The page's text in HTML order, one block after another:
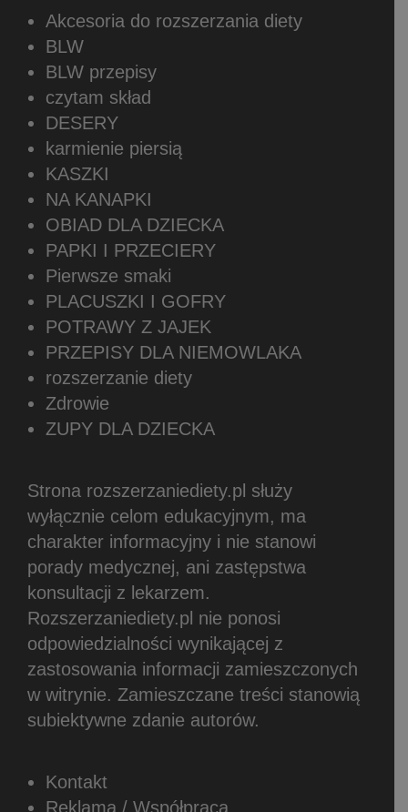
Akcesoria do rozszerzania diety
BLW
BLW przepisy
czytam skład
DESERY
karmienie piersią
KASZKI
NA KANAPKI
OBIAD DLA DZIECKA
PAPKI I PRZECIERY
Pierwsze smaki
PLACUSZKI I GOFRY
POTRAWY Z JAJEK
PRZEPISY DLA NIEMOWLAKA
rozszerzanie diety
Zdrowie
ZUPY DLA DZIECKA
Strona rozszerzaniediety.pl służy
wyłącznie celom edukacyjnym, ma
charakter informacyjny i nie stanowi
porady medycznej, ani zastępstwa
konsultacji z lekarzem.
Rozszerzaniediety.pl nie ponosi
odpowiedzialności wynikającej z
zastosowania informacji zamieszczonych
w witrynie. Zamieszczane treści stanowią
subiektywne zdanie autorów.
Kontakt
Reklama / Współpraca